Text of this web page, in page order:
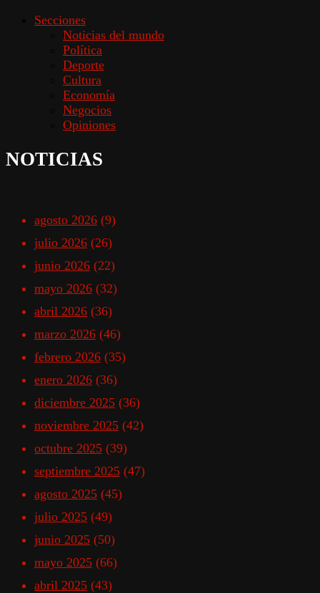
Secciones
Noticias del mundo
Política
Deporte
Cultura
Economía
Negocios
Opiniones
NOTICIAS
agosto 2026 (9)
julio 2026 (26)
junio 2026 (22)
mayo 2026 (32)
abril 2026 (36)
marzo 2026 (46)
febrero 2026 (35)
enero 2026 (36)
diciembre 2025 (36)
noviembre 2025 (42)
octubre 2025 (39)
septiembre 2025 (47)
agosto 2025 (45)
julio 2025 (49)
junio 2025 (50)
mayo 2025 (66)
abril 2025 (43)